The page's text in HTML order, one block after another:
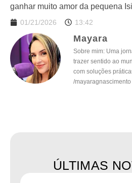
ganhar muito amor da pequena
01/21/2026 13:42
Mayara
Sobre mim: Uma
trazer sentido ao
com soluções
/mayaragnascimento
ÚLTIMAS